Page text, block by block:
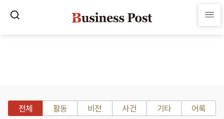
전체 활동 비전 사건 기타 어록